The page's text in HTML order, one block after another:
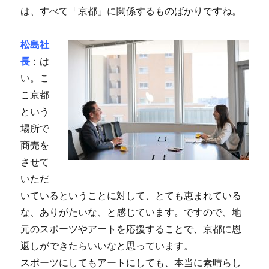
は、すべて「京都」に関係するものばかりですね。
松島社
長 ：は
い。こ
こ京都
という
場所で
商売を
させて
いただ
いているということに対して、とても恵まれている
な、ありがたいな、と感じています。ですので、地
元のスポーツやアートを応援することで、京都に恩
返しができたらいいなと思っています。
スポーツにしてもアートにしても、本当に素晴らし